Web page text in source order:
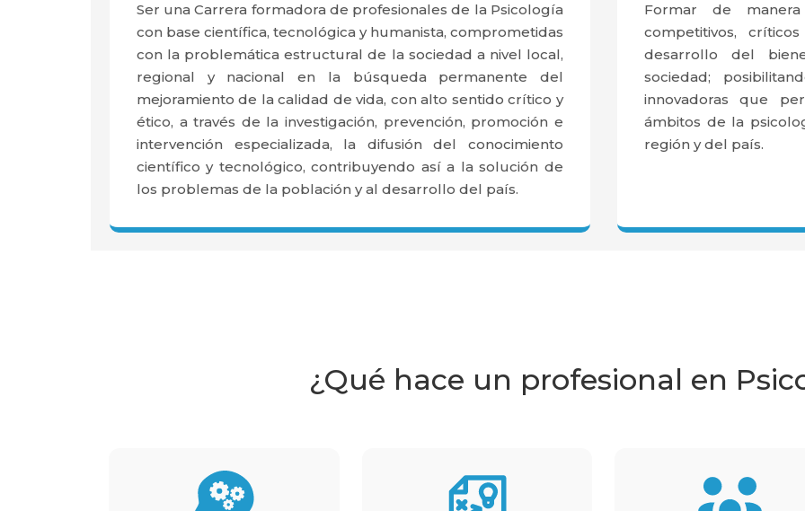
Ser una Carrera formadora de profesionales de la Psicología
con base científica, tecnológica y humanista, comprometidas
con la problemática estructural de la sociedad a nivel local,
regional y nacional en la búsqueda permanente del
mejoramiento de la calidad de vida, con alto sentido crítico y
ético, a través de la investigación, prevención, promoción e
intervención especializada, la difusión del conocimiento
científico y tecnológico, contribuyendo así a la solución de
los problemas de la población y al desarrollo del país.
Formar de manera
competitivos,
desarrollo del
sociedad;
innovadoras que
ámbitos de la
región y del país.
¿Qué hace un profesional en